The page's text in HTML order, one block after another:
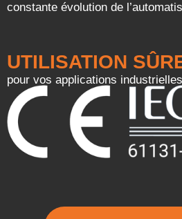
constante évolution de
UTILISATION
pour vos applications industrielles